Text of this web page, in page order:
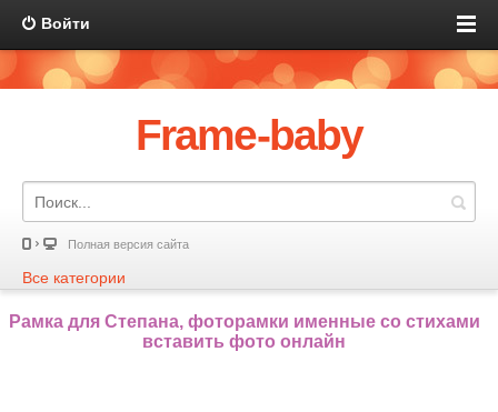
Войти
Frame-baby
Полная версия сайта
Все категории
Рамка для Степана, фоторамки именные со стихами
вставить фото онлайн